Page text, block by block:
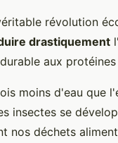
révolution
drastiquement
aux
moins d'eau que
insectes se
nos déchets